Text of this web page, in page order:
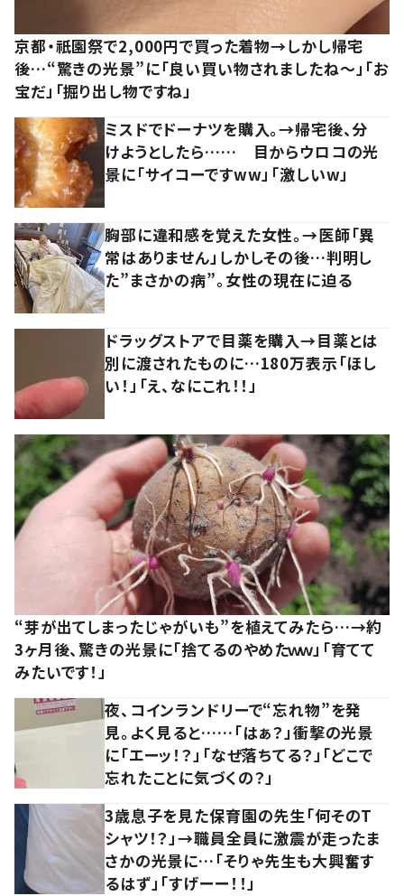
京都・祇園祭で2,000円で買った着物→しかし帰宅
後…“驚きの光景”に「良い買い物されましたね～」「お
宝だ」「掘り出し物ですね」
ミスドでドーナツを購入。→帰宅後、分
けようとしたら…… 目からウロコの光
景に「サイコーですww」「激しいw」
胸部に違和感を覚えた女性。→医師「異
常はありません」しかしその後…判明し
た”まさかの病”。女性の現在に迫る
ドラッグストアで目薬を購入→目薬とは
別に渡されたものに…180万表示「ほし
い！」「え、なにこれ！！」
“芽が出てしまったじゃがいも”を植えてみたら…→約
3ヶ月後、驚きの光景に「捨てるのやめたｗｗ」「育てて
みたいです！」
夜、コインランドリーで“忘れ物”を発
見。よく見ると……「はぁ？」衝撃の光景
に「エーッ！？」「なぜ落ちてる？」「どこで
忘れたことに気づくの？」
3歳息子を見た保育園の先生「何そのT
シャツ！？」→職員全員に激震が走ったま
さかの光景に…「そりゃ先生も大興奮す
るはず」「すげーー！！」